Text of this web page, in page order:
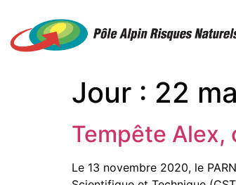
Jour : 22
Tempête Alex,
Le 13 novembre 2020, le